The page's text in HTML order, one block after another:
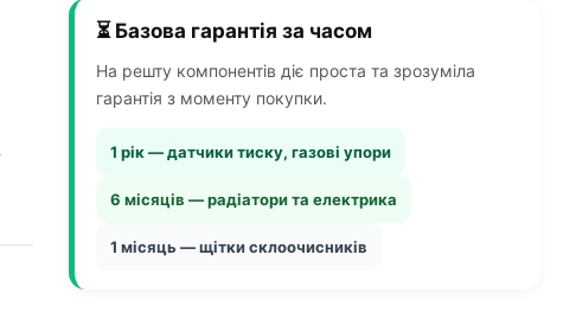
⏳ Базова гарантія за часом
На решту компонентів діє проста та зрозуміла
гарантія з моменту покупки.
1 рік — датчики тиску, газові упори
6 місяців — радіатори та електрика
1 місяць — щітки склоочисників